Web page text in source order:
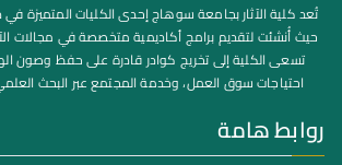
تُعد كلية الآثار بجامعة سوهاج إحدى الكليات المتميزة في
حيث أُنشئت لتقديم برامج أكاديمية متخصصة في مجالات
تسعى الكلية إلى تخريج كوادر قادرة على حفظ وصون
احتياجات سوق العمل، وخدمة المجتمع عبر البحث
روابط هامة